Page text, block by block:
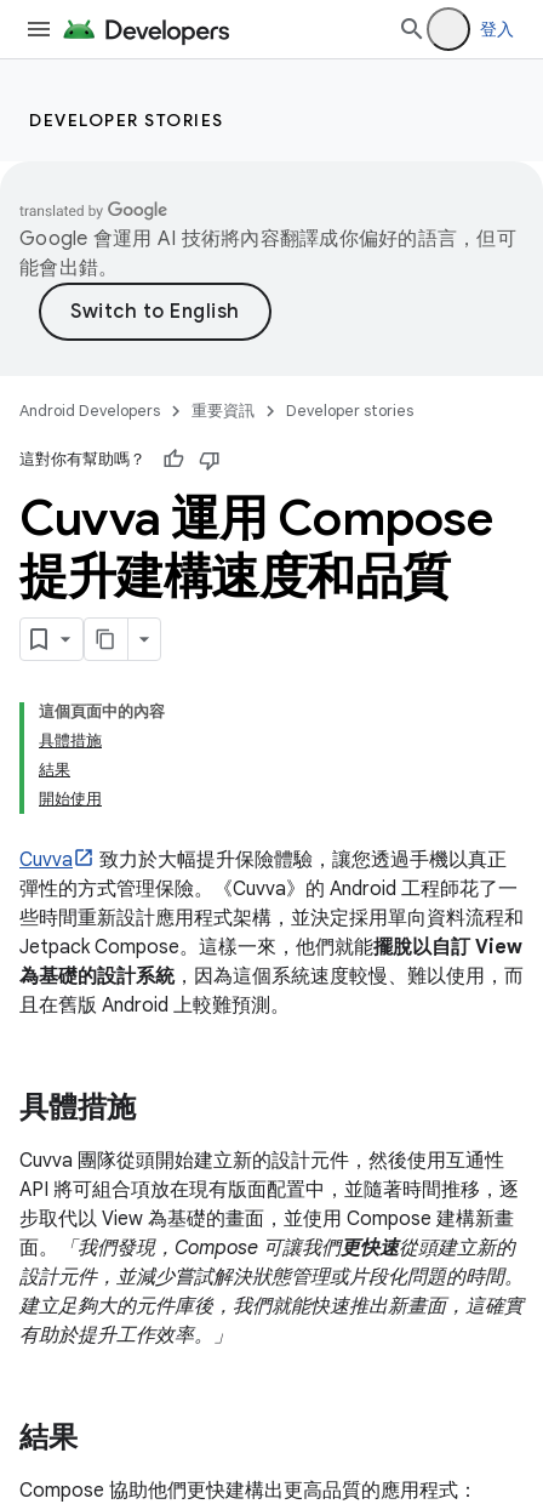
登入
DEVELOPER STORIES
Google 會運用 AI 技術將內容翻譯成你偏好的語言，但可
能會出錯。
Android Developers 重要資訊 Developer stories
這對你有幫助嗎？
Cuvva 運用 Compose
提升建構速度和品質
這個頁面中的內容
具體措施
結果
開始使用
Cuvva
致力於大幅提升保險體驗，讓您透過手機以真正
彈性的方式管理保險。《Cuvva》的 Android 工程師花了一
些時間重新設計應用程式架構，並決定採用單向資料流程和
Jetpack Compose。這樣一來，他們就能擺脫以自訂 View
為基礎的設計系統，因為這個系統速度較慢、難以使用，而
且在舊版 Android 上較難預測。
具體措施
Cuvva 團隊從頭開始建立新的設計元件，然後使用互通性
API 將可組合項放在現有版面配置中，並隨著時間推移，逐
步取代以 View 為基礎的畫面，並使用 Compose 建構新畫
面。
「我們發現，Compose 可讓我們更快速從頭建立新的
設計元件，並減少嘗試解決狀態管理或片段化問題的時間。
建立足夠大的元件庫後，我們就能快速推出新畫面，這確實
有助於提升工作效率。」
結果
Compose 協助他們更快建構出更高品質的應用程式：